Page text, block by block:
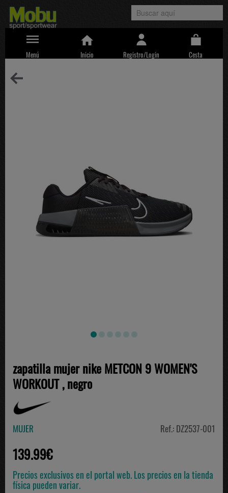
Menú Inicio Registro/Login Cesta
zapatilla mujer nike METCON 9 WOMEN'S
WORKOUT , negro
MUJER Ref.: DZ2537-001
139.99€
Precios exclusivos en el portal web. Los precios en la tienda
física pueden variar.